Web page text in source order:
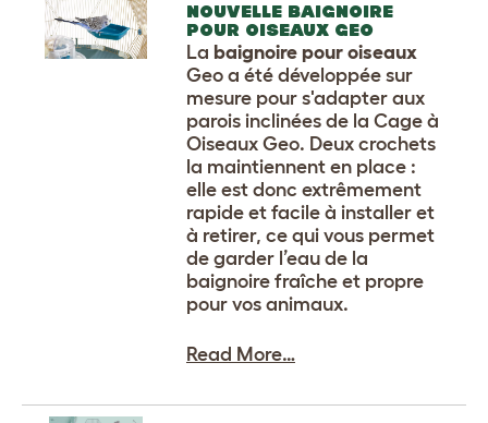
NOUVELLE BAIGNOIRE
POUR OISEAUX GEO
La baignoire pour oiseaux
Geo a été développée sur
mesure pour s'adapter aux
parois inclinées de la Cage à
Oiseaux Geo. Deux crochets
la maintiennent en place :
elle est donc extrêmement
rapide et facile à installer et
à retirer, ce qui vous permet
de garder l’eau de la
baignoire fraîche et propre
pour vos animaux.
Read More…